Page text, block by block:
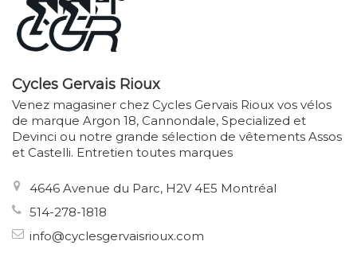
Cycles Gervais Rioux
Venez magasiner chez Cycles Gervais Rioux vos vélos
de marque Argon 18, Cannondale, Specialized et
Devinci ou notre grande sélection de vêtements Assos
et Castelli. Entretien toutes marques
4646 Avenue du Parc, H2V 4E5 Montréal
514-278-1818
info@cyclesgervaisrioux.com